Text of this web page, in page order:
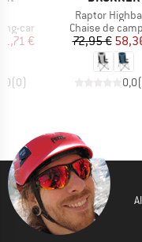
car
réduit
€
(0)
Article
Raptor
Product group
Chaise de
Prix
72,95 € Prix
0,0(